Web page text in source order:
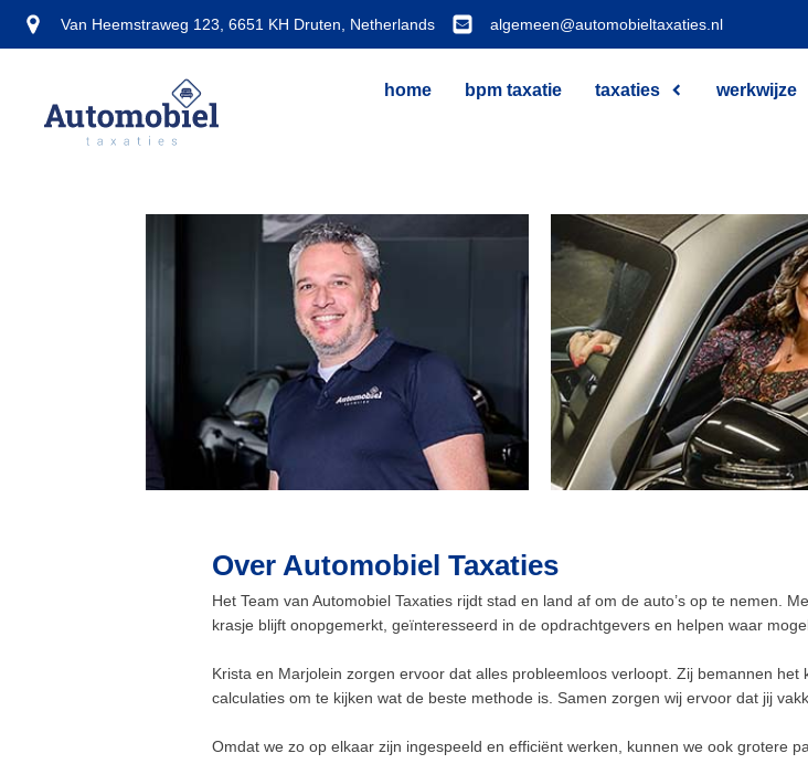
Van Heemstraweg 123, 6651 KH Druten, Netherlands algemeen@automobieltaxaties.nl
home bpm taxatie taxaties werkwijze
einde van de meeste illusies."
Over Automobiel Taxaties
Het Team van Automobiel Taxaties rijdt stad en land af om de auto’s op te nemen.
krasje blijft onopgemerkt, geïnteresseerd in de opdrachtgevers en helpen waar
Krista en Marjolein zorgen ervoor dat alles probleemloos verloopt. Zij bemannen
calculaties om te kijken wat de beste methode is. Samen zorgen wij ervoor dat jij
Omdat we zo op elkaar zijn ingespeeld en efficiënt werken, kunnen we ook grotere